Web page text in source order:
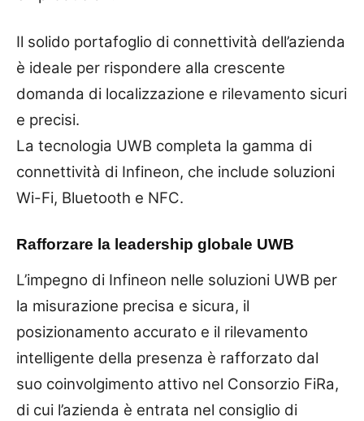
Il solido portafoglio di connettività dell’azienda
è ideale per rispondere alla crescente
domanda di localizzazione e rilevamento sicuri
e precisi.
La tecnologia UWB completa la gamma di
connettività di Infineon, che include soluzioni
Wi-Fi, Bluetooth e NFC.
Rafforzare la leadership globale UWB
L’impegno di Infineon nelle soluzioni UWB per
la misurazione precisa e sicura, il
posizionamento accurato e il rilevamento
intelligente della presenza è rafforzato dal
suo coinvolgimento attivo nel Consorzio FiRa,
di cui l’azienda è entrata nel consiglio di